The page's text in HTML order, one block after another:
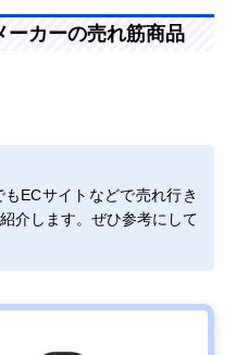
ーカーの売れ筋商品
ECサイトなどで売れ行き
介します。ぜひ参考にして